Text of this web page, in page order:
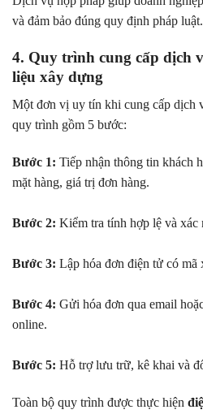
và đảm bảo đúng quy định pháp luật.
4. Quy trình cung cấp dịch
liệu xây dựng
Một đơn vị uy tín khi cung cấp dịch
quy trình gồm 5 bước:
Bước 1: Tiếp nhận thông tin khách
mặt hàng, giá trị đơn hàng.
Bước 2: Kiểm tra tính hợp lệ và xác
Bước 3: Lập hóa đơn điện tử có mã
Bước 4: Gửi hóa đơn qua email
online.
Bước 5: Hỗ trợ lưu trữ, kê khai và
Toàn bộ quy trình được thực hiện